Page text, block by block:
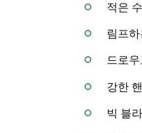
적은
림프
드로
강한
빅 블